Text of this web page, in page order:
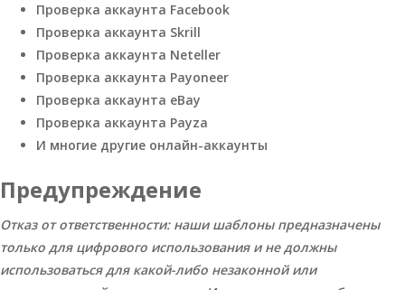
Проверка аккаунта Facebook
Проверка аккаунта Skrill
Проверка аккаунта Neteller
Проверка аккаунта Payoneer
Проверка аккаунта eBay
Проверка аккаунта Payza
И многие другие онлайн-аккаунты
Предупреждение
Отказ от ответственности: наши шаблоны предназначены
только для цифрового использования и не должны
использоваться для какой-либо незаконной или